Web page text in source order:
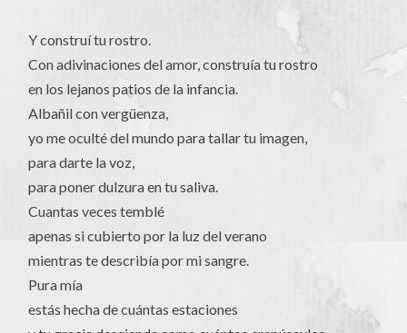
Y construí tu rostro.
Con adivinaciones del amor, construía tu rostro
en los lejanos patios de la infancia.
Albañil con vergüenza,
yo me oculté del mundo para tallar tu imagen,
para darte la voz,
para poner dulzura en tu saliva.
Cuantas veces temblé
apenas si cubierto por la luz del verano
mientras te describía por mi sangre.
Pura mía
estás hecha de cuántas estaciones